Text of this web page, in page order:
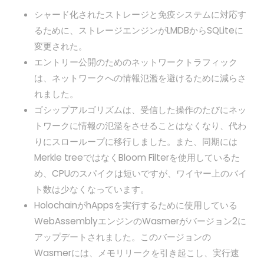
シャード化されたストレージと免疫システムに対応す
るために、ストレージエンジンがLMDBからSQLiteに
変更された。
エントリー公開のためのネットワークトラフィック
は、ネットワークへの情報氾濫を避けるために減らさ
れました。
ゴシップアルゴリズムは、受信した操作のたびにネッ
トワークに情報の氾濫をさせることはなくなり、代わ
りにスローループに移行しました。また、同期には
Merkle treeではなくBloom Filterを使用しているた
め、CPUのスパイクは短いですが、ワイヤー上のバイ
ト数は少なくなっています。
HolochainがhAppsを実行するために使用している
WebAssemblyエンジンのWasmerがバージョン2に
アップデートされました。このバージョンの
Wasmerには、メモリリークを引き起こし、実行速